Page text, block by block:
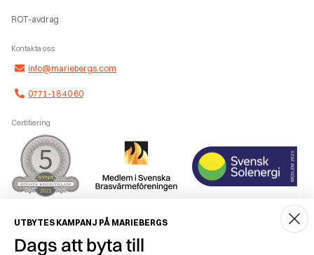
ROT-avdrag
Kontakta oss
info@mariebergs.com
0771-18 40 60
Certifiering
Smidig betalning
UTBYTES KAMPANJ PÅ MARIEBERGS
Dags att byta till